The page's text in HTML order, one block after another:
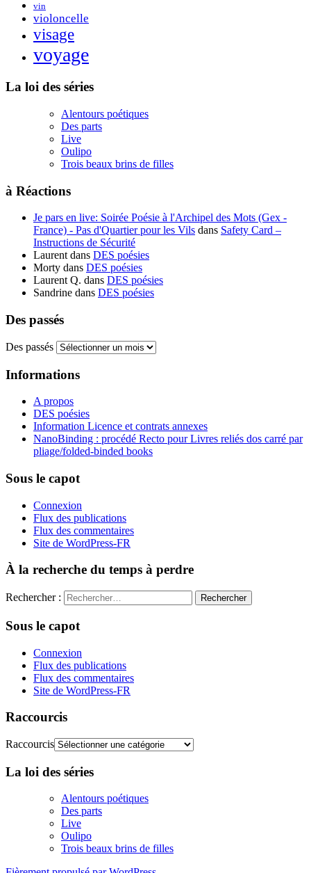
vin
violoncelle
visage
voyage
La loi des séries
Alentours poétiques
Des parts
Live
Oulipo
Trois beaux brins de filles
à Réactions
Je pars en live: Soirée Poésie à l'Archipel des Mots (Gex -
France) - Pas d'Quartier pour les Vils dans Safety Card –
Instructions de Sécurité
Laurent dans DES poésies
Morty dans DES poésies
Laurent Q. dans DES poésies
Sandrine dans DES poésies
Des passés
Des passés
Informations
A propos
DES poésies
Information Licence et contrats annexes
NanoBinding : procédé Recto pour Livres reliés dos carré par
pliage/folded-binded books
Sous le capot
Connexion
Flux des publications
Flux des commentaires
Site de WordPress-FR
À la recherche du temps à perdre
Rechercher :
Sous le capot
Connexion
Flux des publications
Flux des commentaires
Site de WordPress-FR
Raccourcis
Raccourcis
La loi des séries
Alentours poétiques
Des parts
Live
Oulipo
Trois beaux brins de filles